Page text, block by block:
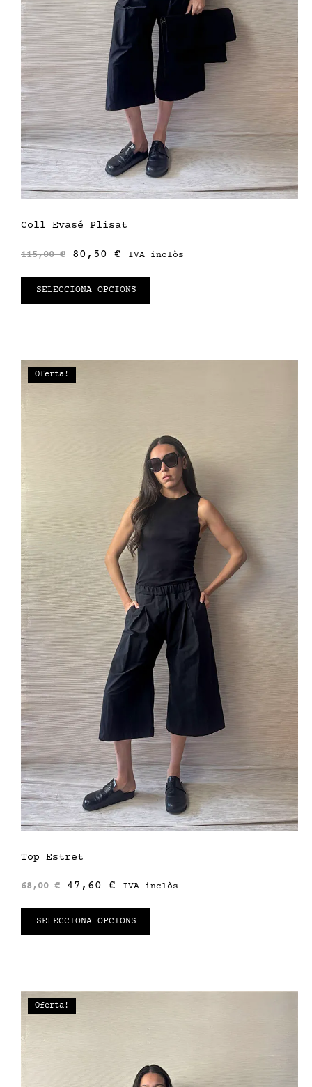
Coll Evasé Plisat
115,00€ 80,50 € IVA inclòs
SELECCIONA OPCIONS
Oferta!
Top Estret
68,00€ 47,60 € IVA inclòs
SELECCIONA OPCIONS
Oferta!